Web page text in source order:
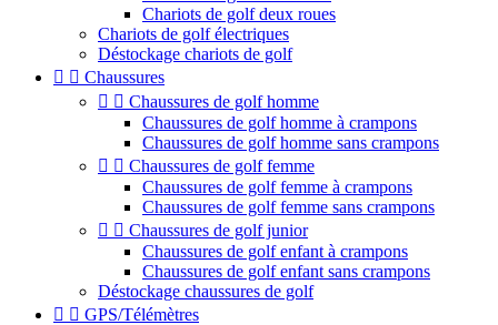
Chariots de golf deux roues
Chariots de golf électriques
Déstockage chariots de golf
  Chaussures
  Chaussures de golf homme
Chaussures de golf homme à crampons
Chaussures de golf homme sans crampons
  Chaussures de golf femme
Chaussures de golf femme à crampons
Chaussures de golf femme sans crampons
  Chaussures de golf junior
Chaussures de golf enfant à crampons
Chaussures de golf enfant sans crampons
Déstockage chaussures de golf
  GPS/Télémètres